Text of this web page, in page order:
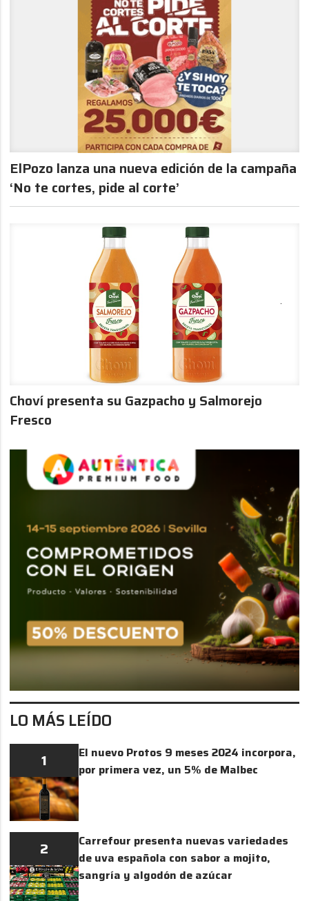
ElPozo lanza una nueva edición de la campaña
‘No te cortes, pide al corte’
Choví presenta su Gazpacho y Salmorejo
Fresco
LO MÁS LEÍDO
1
El nuevo Protos 9 meses 2024 incorpora,
por primera vez, un 5% de Malbec
2
Carrefour presenta nuevas variedades
de uva española con sabor a mojito,
sangría y algodón de azúcar